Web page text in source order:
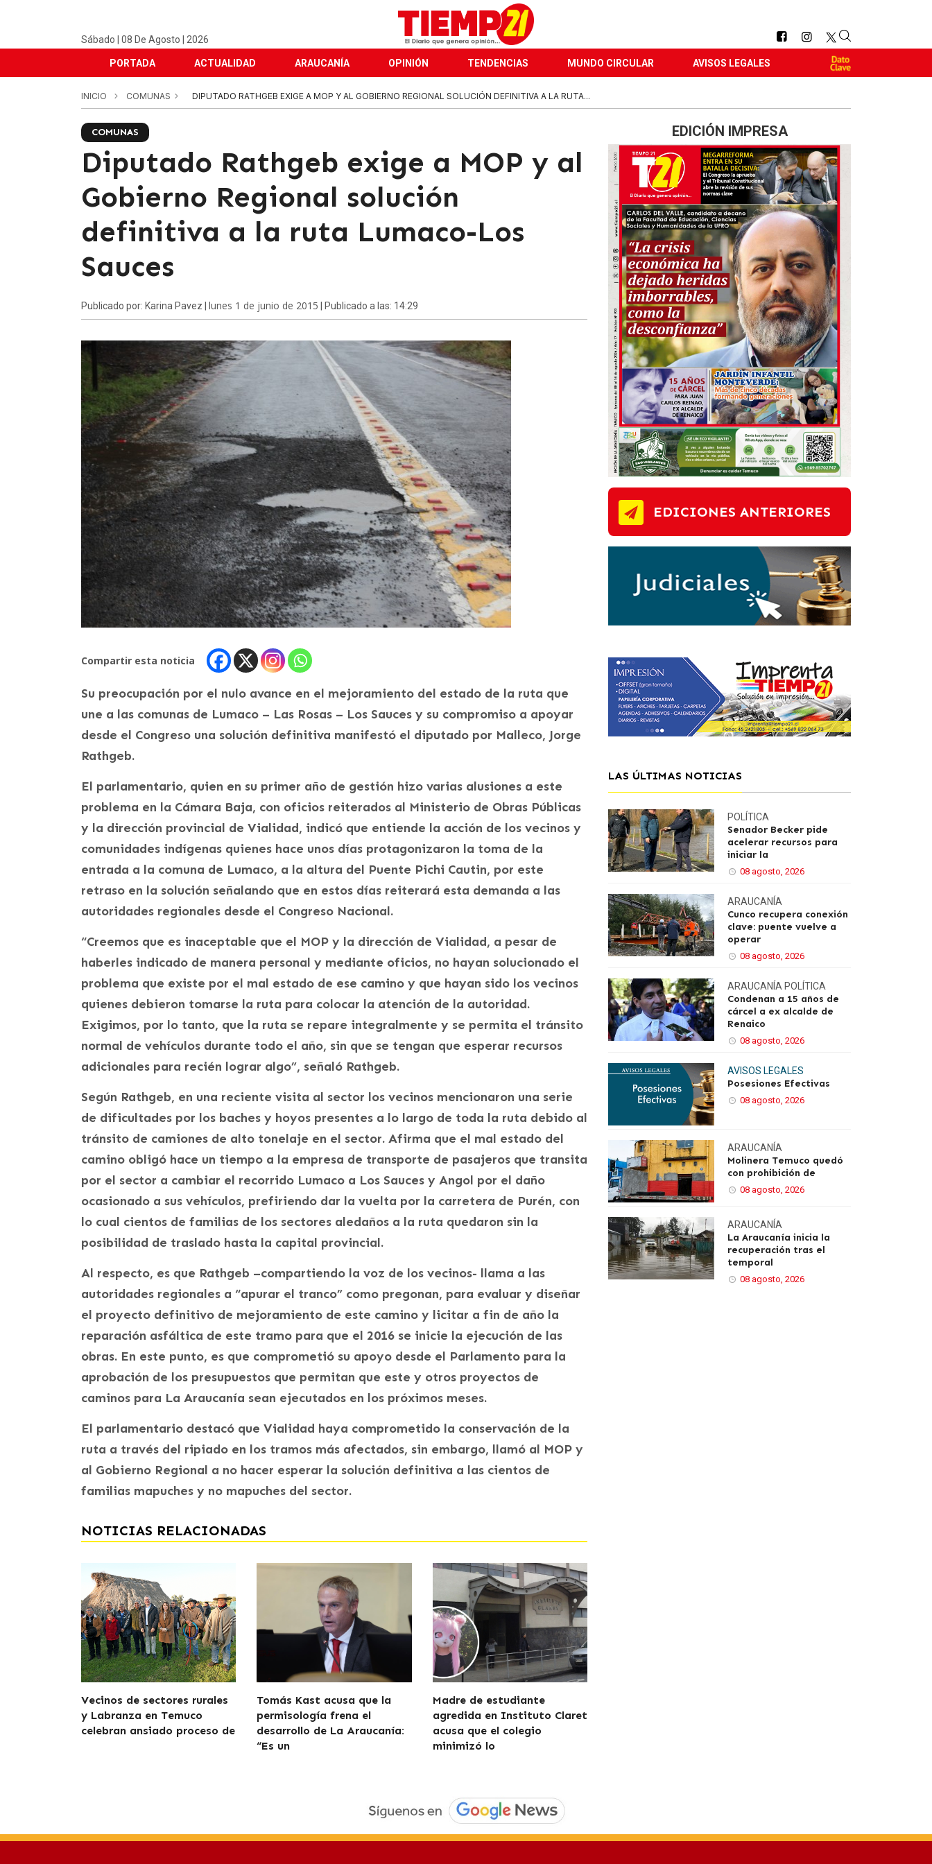
Sábado | 08 De Agosto | 2026
PORTADA ACTUALIDAD ARAUCANÍA OPINIÓN TENDENCIAS MUNDO CIRCULAR AVISOS LEGALES
INICIO COMUNAS DIPUTADO RATHGEB EXIGE A MOP Y AL GOBIERNO REGIONAL SOLUCIÓN DEFINITIVA A LA RUTA...
COMUNAS
Diputado Rathgeb exige a MOP y al
Gobierno Regional solución
definitiva a la ruta Lumaco-Los
Sauces
Publicado por: Karina Pavez | lunes 1 de junio de 2015 | Publicado a las: 14:29
Compartir esta noticia
Su preocupación por el nulo avance en el mejoramiento del estado de la ruta que
une a las comunas de Lumaco – Las Rosas – Los Sauces y su compromiso a apoyar
desde el Congreso una solución definitiva manifestó el diputado por Malleco, Jorge
Rathgeb.
El parlamentario, quien en su primer año de gestión hizo varias alusiones a este
problema en la Cámara Baja, con oficios reiterados al Ministerio de Obras Públicas
y la dirección provincial de Vialidad, indicó que entiende la acción de los vecinos y
comunidades indígenas quienes hace unos días protagonizaron la toma de la
entrada a la comuna de Lumaco, a la altura del Puente Pichi Cautin, por este
retraso en la solución señalando que en estos días reiterará esta demanda a las
autoridades regionales desde el Congreso Nacional.
“Creemos que es inaceptable que el MOP y la dirección de Vialidad, a pesar de
haberles indicado de manera personal y mediante oficios, no hayan solucionado el
problema que existe por el mal estado de ese camino y que hayan sido los vecinos
quienes debieron tomarse la ruta para colocar la atención de la autoridad.
Exigimos, por lo tanto, que la ruta se repare integralmente y se permita el tránsito
normal de vehículos durante todo el año, sin que se tengan que esperar recursos
adicionales para recién lograr algo”, señaló Rathgeb.
Según Rathgeb, en una reciente visita al sector los vecinos mencionaron una serie
de dificultades por los baches y hoyos presentes a lo largo de toda la ruta debido al
tránsito de camiones de alto tonelaje en el sector. Afirma que el mal estado del
camino obligó hace un tiempo a la empresa de transporte de pasajeros que transita
por el sector a cambiar el recorrido Lumaco a Los Sauces y Angol por el daño
ocasionado a sus vehículos, prefiriendo dar la vuelta por la carretera de Purén, con
lo cual cientos de familias de los sectores aledaños a la ruta quedaron sin la
posibilidad de traslado hasta la capital provincial.
Al respecto, es que Rathgeb –compartiendo la voz de los vecinos- llama a las
autoridades regionales a “apurar el tranco” como pregonan, para evaluar y diseñar
el proyecto definitivo de mejoramiento de este camino y licitar a fin de año la
reparación asfáltica de este tramo para que el 2016 se inicie la ejecución de las
obras. En este punto, es que comprometió su apoyo desde el Parlamento para la
aprobación de los presupuestos que permitan que este y otros proyectos de
caminos para La Araucanía sean ejecutados en los próximos meses.
El parlamentario destacó que Vialidad haya comprometido la conservación de la
ruta a través del ripiado en los tramos más afectados, sin embargo, llamó al MOP y
al Gobierno Regional a no hacer esperar la solución definitiva a las cientos de
familias mapuches y no mapuches del sector.
NOTICIAS RELACIONADAS
Vecinos de sectores rurales
y Labranza en Temuco
celebran ansiado proceso de
Tomás Kast acusa que la
permisología frena el
desarrollo de La Araucanía:
“Es un
Madre de estudiante
agredida en Instituto Claret
acusa que el colegio
minimizó lo
EDICIÓN IMPRESA
EDICIONES ANTERIORES
LAS ÚLTIMAS NOTICIAS
POLÍTICA
Senador Becker pide
acelerar recursos para
iniciar la
08 agosto, 2026
ARAUCANÍA
Cunco recupera conexión
clave: puente vuelve a
operar
08 agosto, 2026
ARAUCANÍA POLÍTICA
Condenan a 15 años de
cárcel a ex alcalde de
Renaico
08 agosto, 2026
AVISOS LEGALES
Posesiones Efectivas
08 agosto, 2026
ARAUCANÍA
Molinera Temuco quedó
con prohibición de
08 agosto, 2026
ARAUCANÍA
La Araucanía inicia la
recuperación tras el
temporal
08 agosto, 2026